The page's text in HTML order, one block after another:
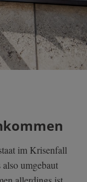
im Krisenfall
umgebaut